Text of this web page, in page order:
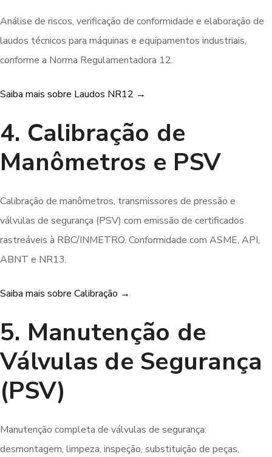
Análise de riscos, verificação de conformidade e elaboração de
laudos técnicos para máquinas e equipamentos industriais,
conforme a Norma Regulamentadora 12.
Saiba mais sobre Laudos NR12 →
4. Calibração de
Manômetros e PSV
Calibração de manômetros, transmissores de pressão e
válvulas de segurança (PSV) com emissão de certificados
rastreáveis à RBC/INMETRO. Conformidade com ASME, API,
ABNT e NR13.
Saiba mais sobre Calibração →
5. Manutenção de
Válvulas de Segurança
(PSV)
Manutenção completa de válvulas de segurança:
desmontagem, limpeza, inspeção, substituição de peças,